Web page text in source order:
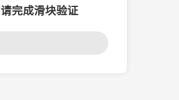
请完成滑块验证